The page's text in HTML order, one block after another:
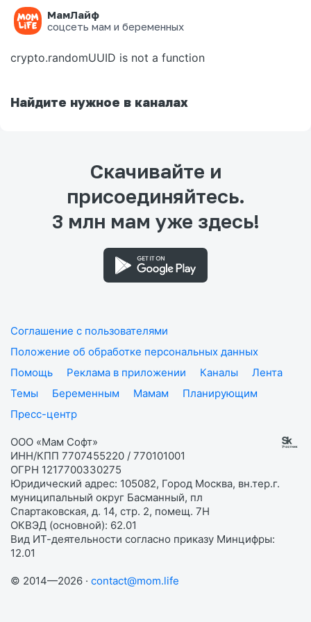
МамЛайф
соцсеть мам и беременных
Ошибка на странице
crypto.randomUUID is not a function
Найдите нужное в каналах
Скачивайте и
присоединяйтесь.
3 млн мам уже здесь!
Соглашение с пользователями
Положение об обработке персональных данных
Помощь
Реклама в приложении Каналы
Лента
Темы
Беременным Мамам
Планирующим
Пресс-центр
ООО «Мам Софт»
ИНН/КПП 7707455220 / 770101001
ОГРН 1217700330275
Юридический адрес: 105082, Город Москва, вн.тер.г.
муниципальный округ Басманный, пл
Спартаковская, д. 14, стр. 2, помещ. 7Н
ОКВЭД (основной): 62.01
Вид ИТ-деятельности согласно приказу Минцифры:
12.01
© 2014—2026 · contact@mom.life